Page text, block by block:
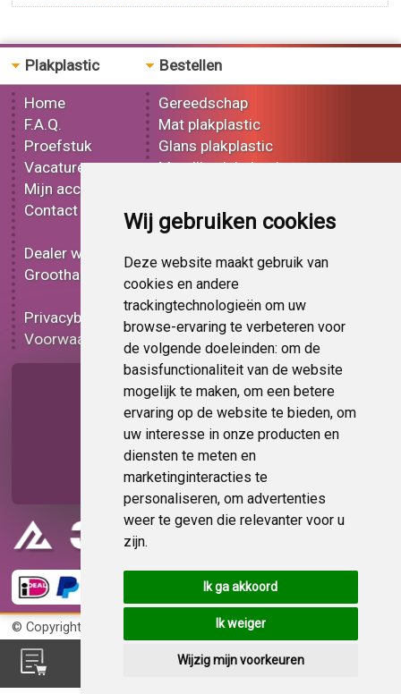
Wij gebruiken cookies
Deze website maakt gebruik van
cookies en andere
trackingtechnologieën om uw
browse-ervaring te verbeteren voor
de volgende doeleinden: om de
basisfunctionaliteit van de website
mogelijk te maken, om een betere
ervaring op de website te bieden, om
uw interesse in onze producten en
diensten te meten en
marketinginteracties te
personaliseren, om advertenties
weer te geven die relevanter voor u
zijn.
Ik ga akkoord
Ik weiger
Wijzig mijn voorkeuren
Plakplastic
Home
F.A.Q.
Proefstuk
Vacatures
Mijn account
Contact
Dealer worden
Groothandel
Privacybeleid
Voorwaarden
Bestellen
Gereedschap
Mat plakplastic
Glans plakplastic
Metallic plakplastic
Effect plakplastic
Bedrukt plakplastic
Carbon plakplastic
Lampen folie
Functionele folie
Plakplastic korting
Op bestelling
Pagina delen
© Copyright 2026